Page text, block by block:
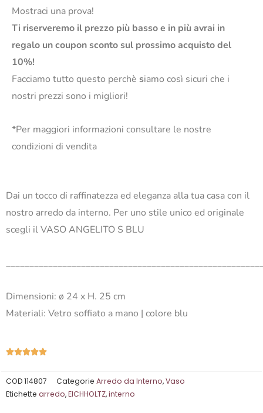
Mostraci una prova!
Ti riserveremo il prezzo più basso e in più avrai in
regalo un coupon sconto sul prossimo acquisto del
10%!
Facciamo tutto questo perchè siamo così sicuri che i
nostri prezzi sono i migliori!
*Per maggiori informazioni consultare le nostre
condizioni di vendita
Dai un tocco di raffinatezza ed eleganza alla tua casa con il
nostro arredo da interno. Per uno stile unico ed originale
scegli il VASO ANGELITO S BLU
Dimensioni: ø 24 x H. 25 cm
Materiali: Vetro soffiato a mano | colore blu
Valutazione
5
COD114807 Categorie Arredo da Interno,Vaso
Etichette arredo,EICHHOLTZ,interno